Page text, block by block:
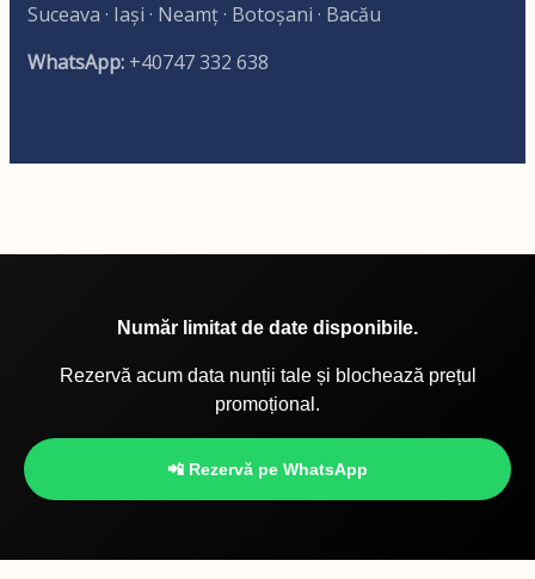
Suceava · Iași · Neamț · Botoșani · Bacău
WhatsApp: +40747 332 638
Număr limitat de date disponibile.
Rezervă acum data nunții tale și blochează prețul
promoțional.
📲 Rezervă pe WhatsApp